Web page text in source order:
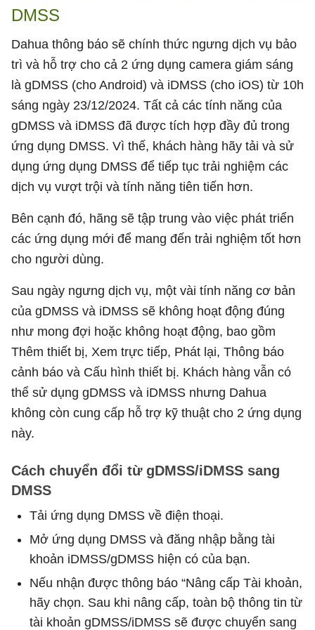
DMSS
Dahua thông báo sẽ chính thức ngưng dịch vụ bảo
trì và hỗ trợ cho cả 2 ứng dụng camera giám sáng
là gDMSS (cho Android) và iDMSS (cho iOS) từ 10h
sáng ngày 23/12/2024. Tất cả các tính năng của
gDMSS và iDMSS đã được tích hợp đầy đủ trong
ứng dụng DMSS. Vì thế, khách hàng hãy tải và sử
dụng ứng dụng DMSS để tiếp tục trải nghiệm các
dịch vụ vượt trội và tính năng tiên tiến hơn.
Bên cạnh đó, hãng sẽ tập trung vào việc phát triển
các ứng dụng mới để mang đến trải nghiệm tốt hơn
cho người dùng.
Sau ngày ngưng dịch vụ, một vài tính năng cơ bản
của gDMSS và iDMSS sẽ không hoạt động đúng
như mong đợi hoặc không hoạt động, bao gồm
Thêm thiết bị, Xem trực tiếp, Phát lại, Thông báo
cảnh báo và Cấu hình thiết bị. Khách hàng vẫn có
thể sử dụng gDMSS và iDMSS nhưng Dahua
không còn cung cấp hỗ trợ kỹ thuật cho 2 ứng dụng
này.
Cách chuyển đổi từ gDMSS/iDMSS sang
DMSS
Tải ứng dụng DMSS về điện thoại.
Mở ứng dụng DMSS và đăng nhập bằng tài
khoản iDMSS/gDMSS hiện có của bạn.
Nếu nhận được thông báo “Nâng cấp Tài khoản,
hãy chọn. Sau khi nâng cấp, toàn bộ thông tin từ
tài khoản gDMSS/iDMSS sẽ được chuyển sang